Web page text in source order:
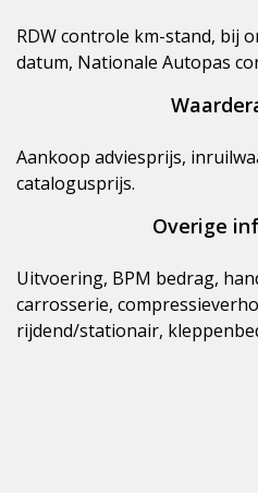
RDW controle km-stand, bij
datum, Nationale Autopas
Aankoop adviesprijs,
catalogusprijs.
Overige
Uitvoering, BPM bedrag,
carrosserie,
rijdend/stationair,